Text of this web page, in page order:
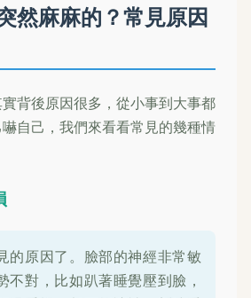
然麻麻的？常見原因
背後原因很多，從小事到大事都
自己，我們來看看常見的幾種情
的原因了。臉部的神經非常敏
不對，比如趴著睡覺壓到臉，